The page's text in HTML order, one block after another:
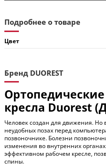
Подробнее о товаре
Цвет
Бренд DUOREST
кресла Duorest
Человек создан для движения.
неудобных позах перед
позвоночнике. Болезни
изменения во внутренних
эффективном рабочем кресле,
спины.